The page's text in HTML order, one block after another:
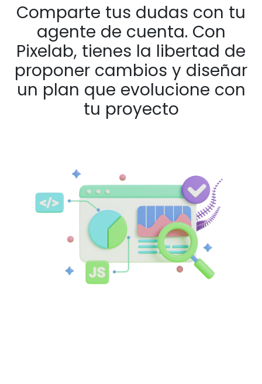
Comparte tus dudas con tu
agente de cuenta. Con
Pixelab, tienes la libertad de
proponer cambios y diseñar
un plan que evolucione con
tu proyecto